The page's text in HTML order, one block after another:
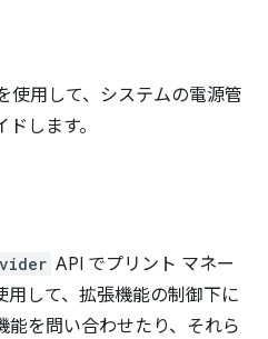
使用して、システムの電源管
します。
API でプリント マネー
用して、拡張機能の制御下に
能を問い合わせたり、それら